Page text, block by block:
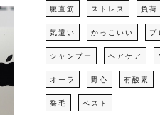
腹直筋 ストレス 負荷
気遣い かっこいい プ
シャンプー ヘアケア
オーラ 野心 有酸素
発毛 ベスト